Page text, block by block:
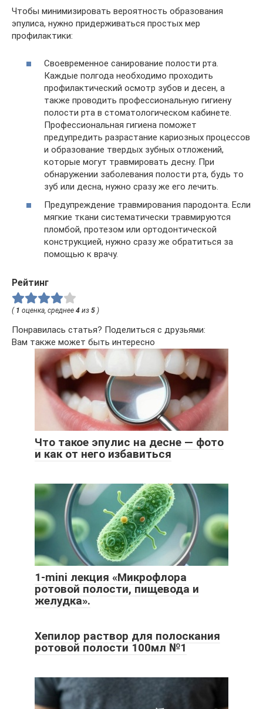
Чтобы минимизировать вероятность образования
эпулиса, нужно придерживаться простых мер
профилактики:
Своевременное санирование полости рта.
Каждые полгода необходимо проходить
профилактический осмотр зубов и десен, а
также проводить профессиональную гигиену
полости рта в стоматологическом кабинете.
Профессиональная гигиена поможет
предупредить разрастание кариозных процессов
и образование твердых зубных отложений,
которые могут травмировать десну. При
обнаружении заболевания полости рта, будь то
зуб или десна, нужно сразу же его лечить.
Предупреждение травмирования пародонта. Если
мягкие ткани систематически травмируются
пломбой, протезом или ортодонтической
конструкцией, нужно сразу же обратиться за
помощью к врачу.
Рейтинг
( 1 оценка, среднее 4 из 5 )
Понравилась статья? Поделиться с друзьями:
Вам также может быть интересно
Что такое эпулис на десне — фото
и как от него избавиться
1-mini лекция «Микрофлора
ротовой полости, пищевода и
желудка».
Хепилор раствор для полоскания
ротовой полости 100мл №1